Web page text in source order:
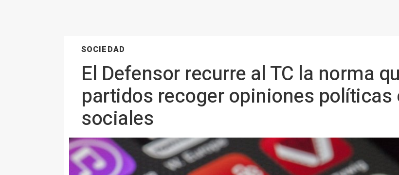
SOCIEDAD
El Defensor recurre al TC la norma
partidos recoger opiniones políticas
sociales